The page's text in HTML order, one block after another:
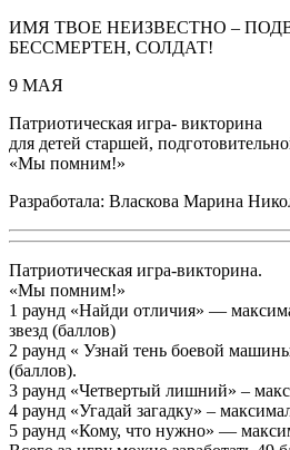
ИМЯ ТВОЕ НЕИЗВЕСТНО –
БЕССМЕРТЕН, СОЛДАТ!
9 МАЯ
Патриотическая игра- викторина
для детей старшей,
«Мы помним!»
Разработала: Власкова Марина
Патриотическая игра-викторина.
«Мы помним!»
1 раунд «Найди отличия» —
звезд (баллов)
2 раунд « Узнай тень боевой
(баллов).
3 раунд «Четвертый лишний» –
4 раунд «Угадай загадку» –
5 раунд «Кому, что нужно» —